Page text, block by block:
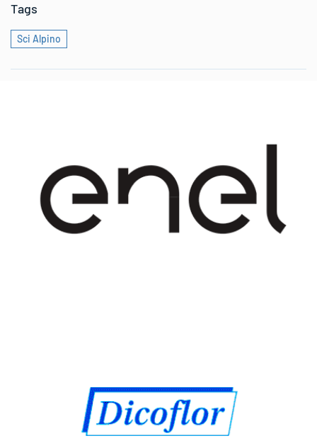
Tags
Sci Alpino